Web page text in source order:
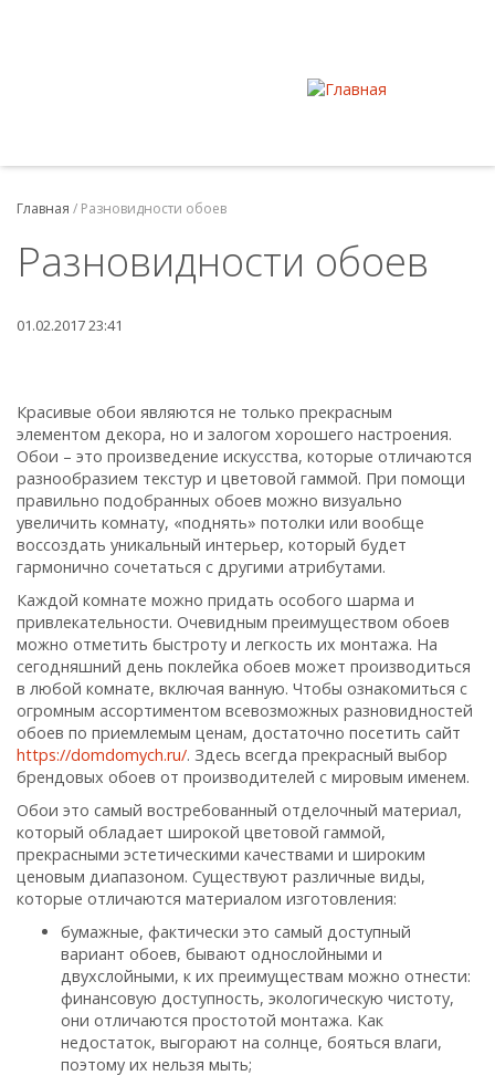
Главная / Разновидности обоев
Разновидности обоев
01.02.2017 23:41
Красивые обои являются не только прекрасным
элементом декора, но и залогом хорошего настроения.
Обои – это произведение искусства, которые отличаются
разнообразием текстур и цветовой гаммой. При помощи
правильно подобранных обоев можно визуально
увеличить комнату, «поднять» потолки или вообще
воссоздать уникальный интерьер, который будет
гармонично сочетаться с другими атрибутами.
Каждой комнате можно придать особого шарма и
привлекательности. Очевидным преимуществом обоев
можно отметить быстроту и легкость их монтажа. На
сегодняшний день поклейка обоев может производиться
в любой комнате, включая ванную. Чтобы ознакомиться с
огромным ассортиментом всевозможных разновидностей
обоев по приемлемым ценам, достаточно посетить сайт
https://domdomych.ru/. Здесь всегда прекрасный выбор
брендовых обоев от производителей с мировым именем.
Обои это самый востребованный отделочный материал,
который обладает широкой цветовой гаммой,
прекрасными эстетическими качествами и широким
ценовым диапазоном. Существуют различные виды,
которые отличаются материалом изготовления:
бумажные, фактически это самый доступный
вариант обоев, бывают однослойными и
двухслойными, к их преимуществам можно отнести:
финансовую доступность, экологическую чистоту,
они отличаются простотой монтажа. Как
недостаток, выгорают на солнце, бояться влаги,
поэтому их нельзя мыть;